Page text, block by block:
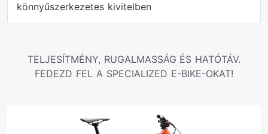
könnyűszerkezetes kivitelben
TELJESÍTMÉNY, RUGALMASSÁG ÉS HATÓTÁV.
FEDEZD FEL A SPECIALIZED E-BIKE-OKAT!